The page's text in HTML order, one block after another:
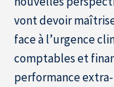
vont devoir
face à l’urgence
comptables et
performance